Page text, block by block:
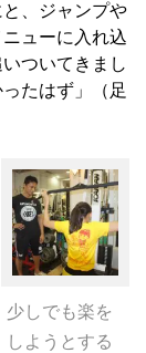
、ジャンプや
ューに入れ込
ついてきまし
たはず」（足
少しでも楽を
しようとする